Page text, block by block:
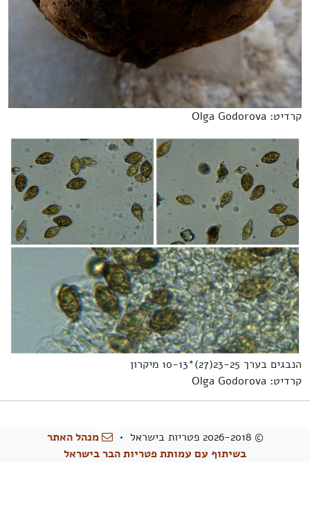
קרדיט: Olga Godorova
הנבגים בערך 23-25(27)*10-13 מיקרון
קרדיט: Olga Godorova
© 2026-2018 פטריות בישראל •
מנהל האתר
בשיתוף עם עמותת פטריות הבר בישראל